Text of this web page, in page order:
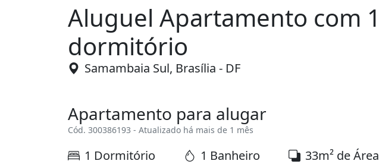
Aluguel Apartamento com 1
dormitório
Samambaia Sul, Brasília - DF
Apartamento para alugar
Cód. 300386193 - Atualizado há mais de 1 mês
1 Dormitório 1 Banheiro 33m² de Área